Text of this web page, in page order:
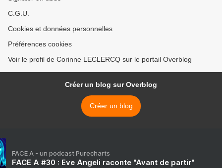
C.G.U.
Cookies et données personnelles
Préférences cookies
Voir le profil de Corinne LECLERCQ sur le portail Overblog
Créer un blog sur Overblog
Créer un blog
FACE A - un podcast Purecharts
FACE A #30 : Eve Angeli raconte "Avant de partir"